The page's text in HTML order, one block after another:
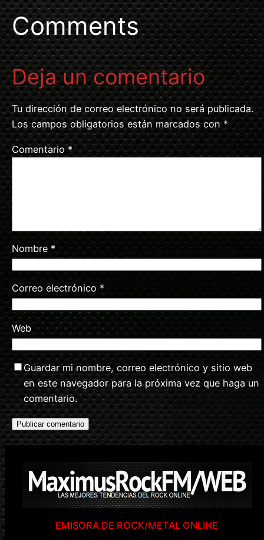
Comments
Deja un comentario
Tu dirección de correo electrónico no será publicada.
Los campos obligatorios están marcados con *
Comentario*
Nombre *
Correo electrónico *
Web
Guardar mi nombre, correo electrónico y sitio web
en este navegador para la próxima vez que haga un
comentario.
EMISORA DE ROCK/METAL ONLINE